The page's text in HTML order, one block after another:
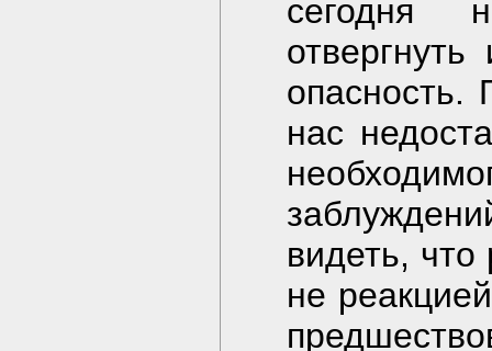
сегодня
опасность.
нас
видеть,
не